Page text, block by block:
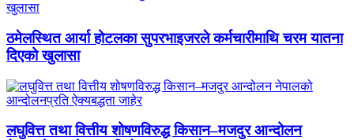
ठमेलस्थित आर्या होटलका सुपरभाइजरले कर्मचारीमाथि चरम यातना
दिएको खुलासा
लघुवित्त तथा वित्तीय शोषणविरुद्ध किसान–मजदुर आन्दोलन